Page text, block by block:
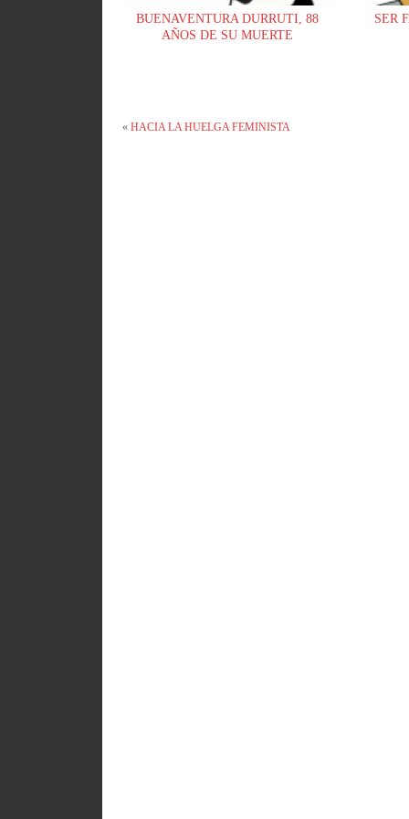
BUENAVENTURA DURRUTI, 88
AÑOS DE SU MUERTE
SER
«HACIA LA HUELGA FEMINISTA